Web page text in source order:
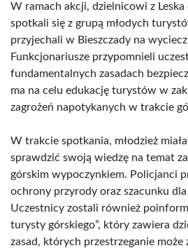
W ramach akcji, dzielnicowi z Leska
spotkali się z grupą młodych
przyjechali w Bieszczady na
Funkcjonariusze przypomnieli
fundamentalnych zasadach
ma na celu edukację turystów w
zagrożeń napotykanych w trakcie
W trakcie spotkania, młodzież
sprawdzić swoją wiedzę na temat
górskim wypoczynkiem. Policjanci
ochrony przyrody oraz szacunku
Uczestnicy zostali również
turysty górskiego”, który zawiera
zasad, których przestrzeganie może